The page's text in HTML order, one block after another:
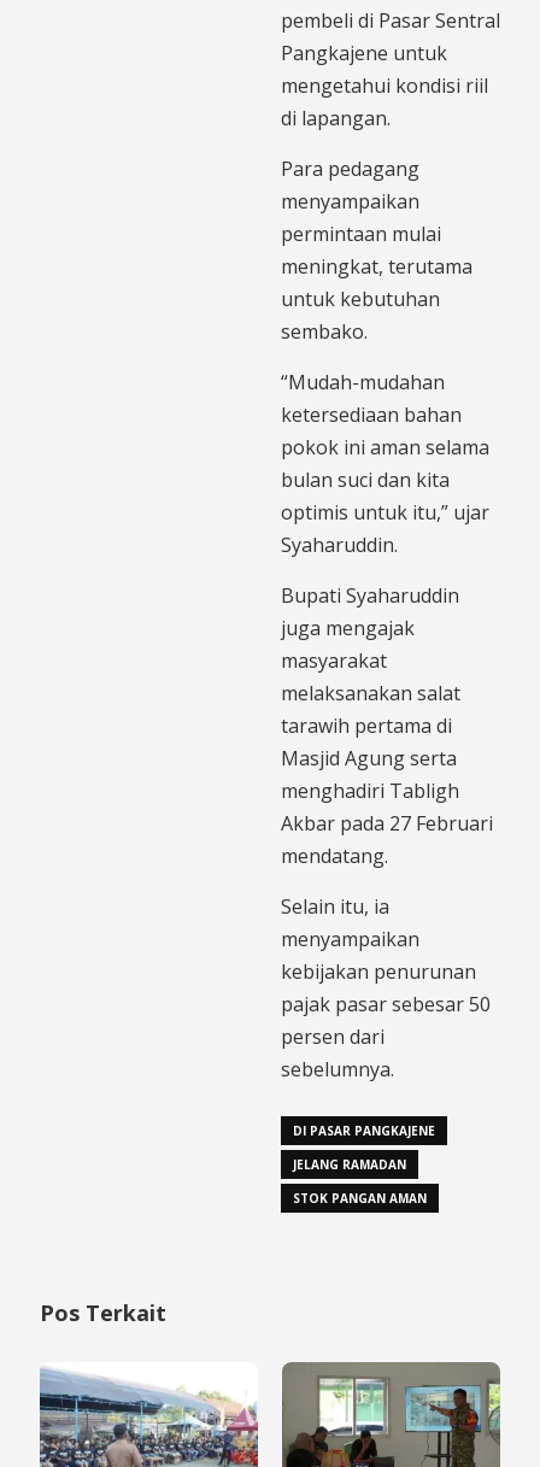
pembeli di Pasar Sentral
Pangkajene untuk
mengetahui kondisi riil
di lapangan.
Para pedagang
menyampaikan
permintaan mulai
meningkat, terutama
untuk kebutuhan
sembako.
“Mudah-mudahan
ketersediaan bahan
pokok ini aman selama
bulan suci dan kita
optimis untuk itu,” ujar
Syaharuddin.
Bupati Syaharuddin
juga mengajak
masyarakat
melaksanakan salat
tarawih pertama di
Masjid Agung serta
menghadiri Tabligh
Akbar pada 27 Februari
mendatang.
Selain itu, ia
menyampaikan
kebijakan penurunan
pajak pasar sebesar 50
persen dari
sebelumnya.
DI PASAR PANGKAJENE
JELANG RAMADAN
STOK PANGAN AMAN
Pos Terkait